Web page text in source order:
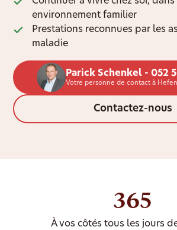
environnement familier
Prestations reconnues par les
maladie
Parick Schenkel - 052
Votre personne de contact à
Contactez-nous
365
À vos côtés tous les jours